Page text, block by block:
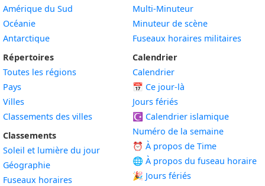
Amérique du Sud
Océanie
Antarctique
Répertoires
Toutes les régions
Pays
Villes
Classements des villes
Classements
Soleil et lumière du jour
Géographie
Fuseaux horaires
Multi-Minuteur
Minuteur de scène
Fuseaux horaires militaires
Calendrier
Calendrier
📅 Ce jour-là
Jours fériés
☪️ Calendrier islamique
Numéro de la semaine
⏰ À propos de Time
🌐 À propos du fuseau horaire
🎉 Jours fériés